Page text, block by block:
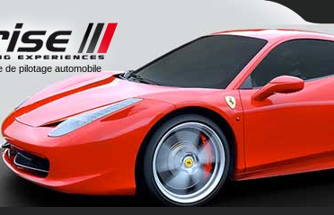
de pilotage automobile